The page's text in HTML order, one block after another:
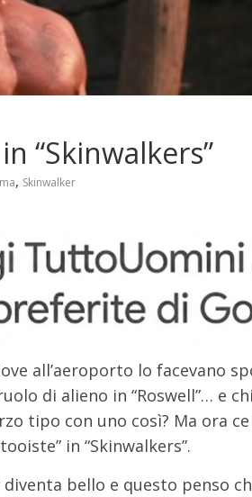
“Skinwalkers”
, Skinwalker
all’aeroporto lo facevano
di alieno in “Roswell”… e
tipo con uno così? Ma ora
in “Skinwalkers”.
bello e questo penso